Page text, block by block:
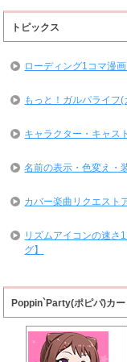
トピックス
ローディング1コマ漫
もっと！ガルパライフ
キャラクター・キャス
名前の表示・色変え・
カバー楽曲リクエスト
リズムアイコンの速さ
グ】
Poppin`Party(ポピパ)カー